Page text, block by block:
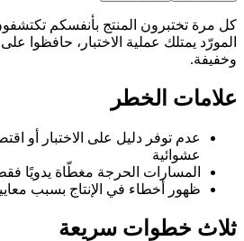
كل مرة تختبرون المنتج بأنفسكم
المورّد يمتلك عملية الاختبار، حافظوا
وخفيفة.
علامات الخطر
عدم توفر دليل على الاختبار أو
عشوائية
المسارات الحرجة مغطّاة يدويًا فقط
ظهور أخطاء في الإنتاج بسبب
ثلاث خطوات سريعة